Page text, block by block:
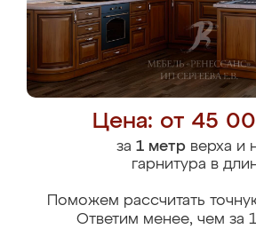
Цена: от 45
за 1 метрверха и
гарнитура в
Поможем рассчитать
Ответим менее, чем за